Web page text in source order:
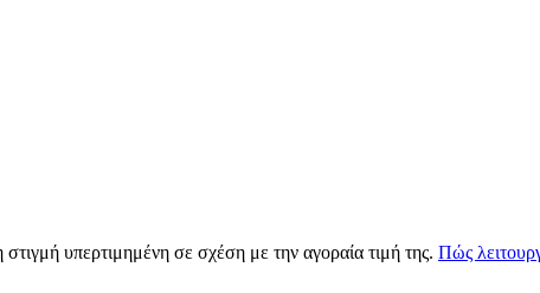
υπερτιμημένη σε σχέση με την αγοραία τιμή της. Πώς